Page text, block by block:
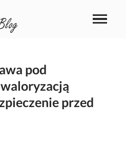
pod
przed